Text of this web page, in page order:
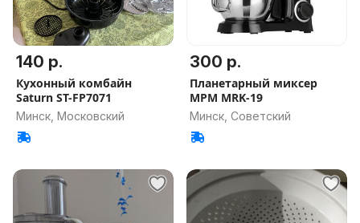
140 р.
Кухонный комбайн
Saturn ST-FP7071
Минск, Московский
300 р.
Планетарный миксер
MPM MRK-19
Минск, Советский